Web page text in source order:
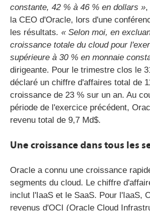
constante, 42 % à 46 % en dollars »,
la CEO d'Oracle, lors d'une
les résultats. « Selon moi, en
croissance totale du cloud pour
supérieure à 30 % en monnaie
dirigeante. Pour le trimestre clos le
déclaré un chiffre d'affaires total de
croissance de 23 % sur un an. Au
période de l'exercice précédent,
revenu total de 9,7 Md$.
Une croissance dans tous les
Oracle a connu une croissance
segments du cloud. Le chiffre
inclut l'IaaS et le SaaS. Pour l'IaaS,
revenus d'OCI (Oracle Cloud